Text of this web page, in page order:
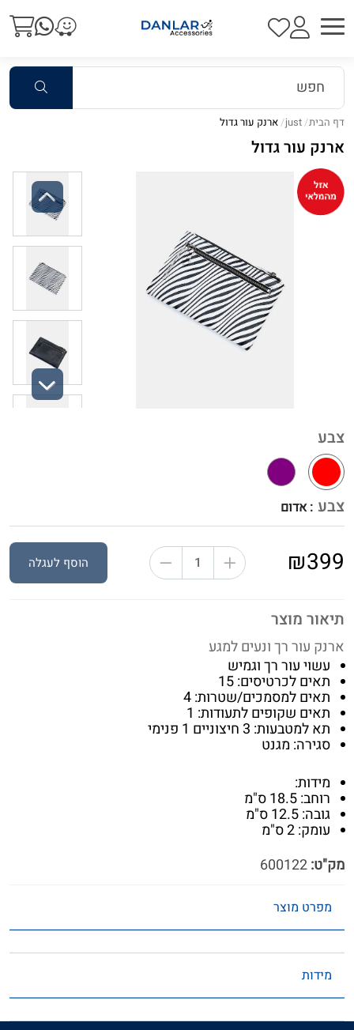
דף הבית just ארנק עור גדול
ארנק עור גדול
תיאור מוצר
ארנק עור רך ונעים למגע
עשוי עור רך וגמיש
תאים לכרטיסים: 15
תאים למסמכים/שטרות: 4
תאים שקופים לתעודות: 1
תא למטבעות: 3 חיצוניים 1 פנימי
סגירה: מגנט
מידות:
רוחב: 18.5 ס"מ
גובה: 12.5 ס"מ
עומק: 2 ס"מ
מק"ט:
צבע
צבע : אדום
₪399 הוסף לעגלה
מפרט מוצר
מידות
Previous
Next